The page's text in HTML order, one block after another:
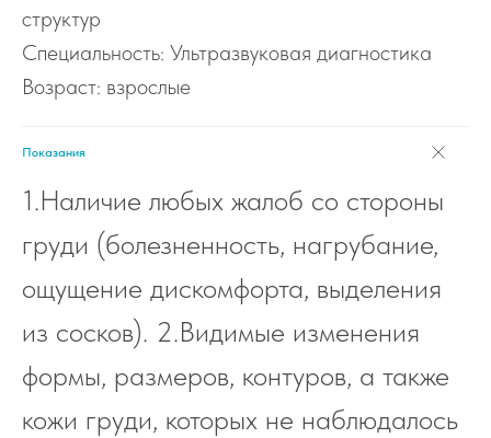
структур
Специальность: Ультразвуковая диагностика
Возраст: взрослые
Показания
1.Наличие любых жалоб со стороны
груди (болезненность, нагрубание,
ощущение дискомфорта, выделения
из сосков). 2.Видимые изменения
формы, размеров, контуров, а также
кожи груди, которых не наблюдалось